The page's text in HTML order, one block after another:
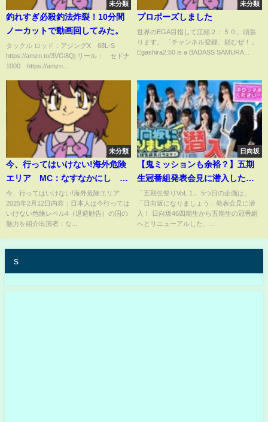
未分類
釣れすぎ必殺釣法炸裂！10分間
ノーカットで動画回してみた。
タックル ロッド：アジングX 68L-S
https://amzn.to/3VGi8Qj リール： セドナ
1000 https://amzn...
未分類
プロポーズしました
世界のEGA目指して江頭２：５０、頑張
ります。 「チャンネル登録、頼むぜ！」
Egashira2:50 is a BADASS SAMURA...
未分類
今、行ってはいけない!海外危険
エリア MC：なすなかにし 2
月12日
今、行ってはいけない!海外危険エリア
2025年2月12日内容：日本人は今行っては
いけない危険レベル4（退避勧告）の国の
魅力を紹介出演者：な...
日向坂
【鬼ミッションも余裕？】五期
生冠番組発表会見に潜入したの
ワシやないかい！【日向坂にな
りましょう】
「五期生祭りVoL.1」 5つ目の企画は、
「日向坂になりましょう」発表会見に潜
入！ 日向坂46四期生から五期生の冠番組
へとリニューアルした、...
s